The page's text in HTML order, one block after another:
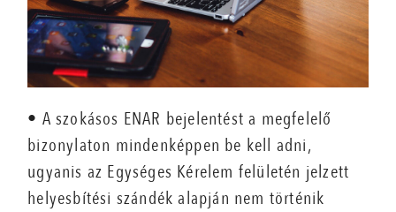
• A szokásos ENAR bejelentést a megfelelő
bizonylaton mindenképpen be kell adni,
ugyanis az Egységes Kérelem felületén jelzett
helyesbítési szándék alapján nem történik